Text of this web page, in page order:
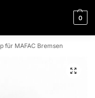
0
für MAFAC Bremsen